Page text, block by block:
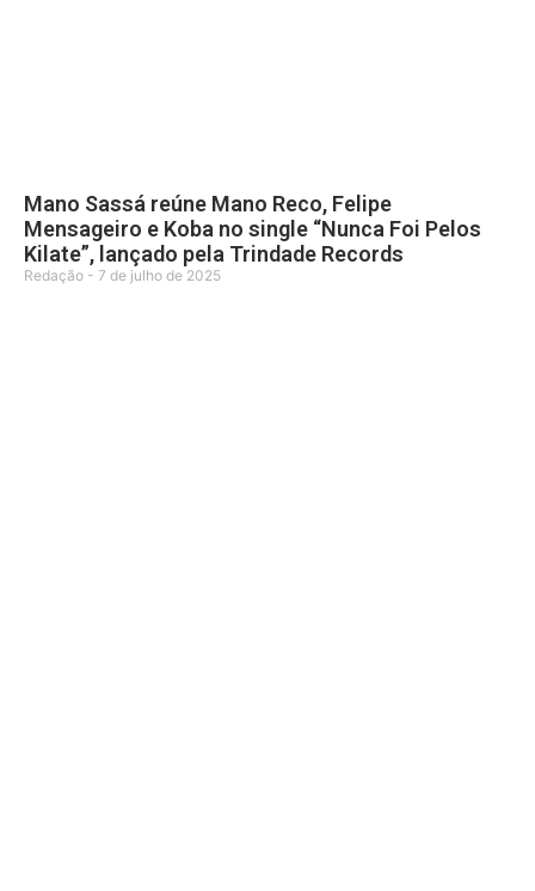
Mano Sassá reúne Mano Reco, Felipe
Mensageiro e Koba no single “Nunca Foi Pelos
Kilate”, lançado pela Trindade Records
Redação 7 de julho de 2025